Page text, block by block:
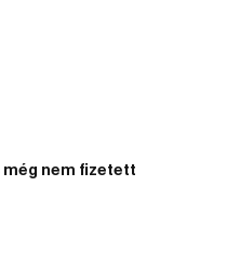
nem fizetett